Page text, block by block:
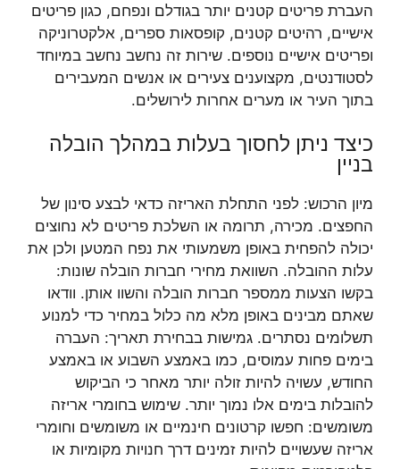
העברת פריטים קטנים יותר בגודלם ונפחם, כגון פריטים
אישיים, רהיטים קטנים, קופסאות ספרים, אלקטרוניקה
ופריטים אישיים נוספים. שירות זה נחשב נחשב במיוחד
לסטודנטים, מקצוענים צעירים או אנשים המעבירים
בתוך העיר או מערים אחרות לירושלים.
כיצד ניתן לחסוך בעלות במהלך הובלה
בניין
מיון הרכוש: לפני התחלת האריזה כדאי לבצע סינון של
החפצים. מכירה, תרומה או השלכת פריטים לא נחוצים
יכולה להפחית באופן משמעותי את נפח המטען ולכן את
עלות ההובלה. השוואת מחירי חברות הובלה שונות:
בקשו הצעות ממספר חברות הובלה והשוו אותן. וודאו
שאתם מבינים באופן מלא מה כלול במחיר כדי למנוע
תשלומים נסתרים. גמישות בבחירת תאריך: העברה
בימים פחות עמוסים, כמו באמצע השבוע או באמצע
החודש, עשויה להיות זולה יותר מאחר כי הביקוש
להובלות בימים אלו נמוך יותר. שימוש בחומרי אריזה
משומשים: חפשו קרטונים חינמיים או משומשים וחומרי
אריזה שעשויים להיות זמינים דרך חנויות מקומיות או